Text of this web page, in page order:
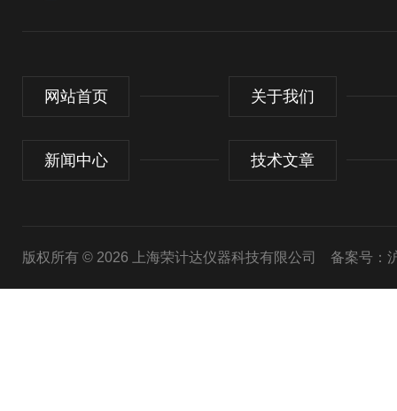
网站首页 关于我们
新闻中心 技术文章
版权所有 © 2026 上海荣计达仪器科技有限公司 备案号：